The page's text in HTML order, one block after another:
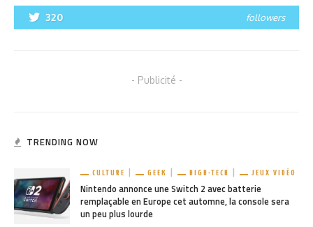
320 followers
- Publicité -
TRENDING NOW
CULTURE GEEK HIGH-TECH JEUX VIDÉO
Nintendo annonce une Switch 2 avec batterie
remplaçable en Europe cet automne, la console sera
un peu plus lourde